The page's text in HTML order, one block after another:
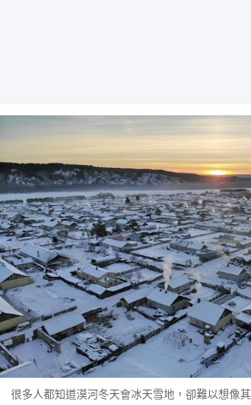
很多人都知道漠河冬天會冰天雪地，卻難以想像